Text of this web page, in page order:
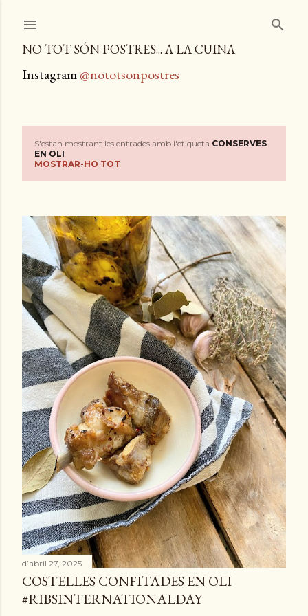
NO TOT SÓN POSTRES... A LA CUINA
Instagram@nototsonpostres
n
t
r
a
d
e
s
S'estan mostrant les entrades amb l'etiqueta CONSERVES
EN OLI
MOSTRAR-HO TOT
d’abril 27, 2025
COSTELLES CONFITADES EN OLI
#RIBSINTERNATIONALDAY